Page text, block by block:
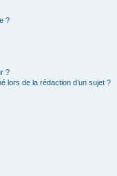
?
?
lors de la rédaction d’un sujet ?